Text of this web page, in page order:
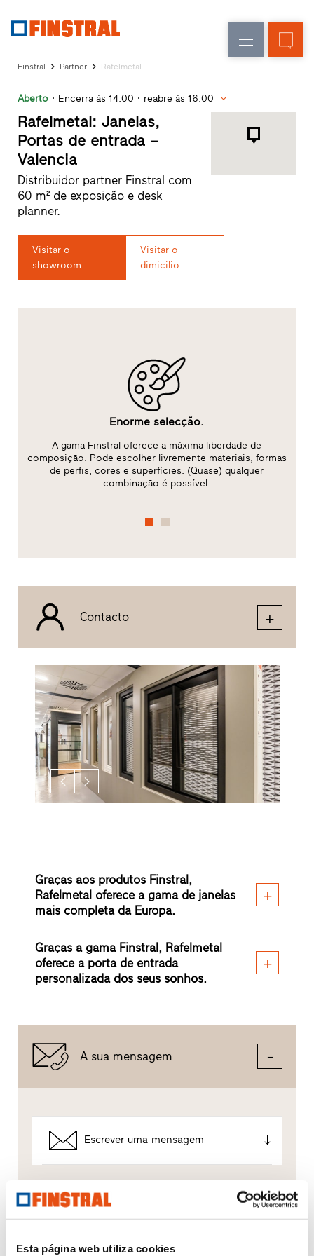
Esta página web utiliza cookies
de
entrada
Envidraçados
nova
para
arquitetos
Programa
Finstral
Partner
Procura
de
distribuidor
Finstral Partner Rafelmetal
Aberto Encerra ás 14:00 reabre ás 16:00
Rafelmetal: Janelas,
Portas de entrada –
Valencia
Distribuidor partner Finstral com
60 m² de exposição e desk
planner.
Visitar o
showroom
Visitar o
dimicilio
Enorme selecção.
A gama Finstral oferece a máxima liberdade de
composição. Pode escolher livremente materiais, formas
de perfis, cores e superfícies. (Quase) qualquer
combinação é possível.
Contacto
Graças aos produtos Finstral,
Rafelmetal oferece a gama de janelas
mais completa da Europa.
Graças a gama Finstral, Rafelmetal
oferece a porta de entrada
personalizada dos seus sonhos.
A sua mensagem
Escrever uma mensagem
É assim que tratamos os seus dados.
Utilizamos os seus dados para responder o melhor
partner escolhido, exclusivamente para esse fim. Todos